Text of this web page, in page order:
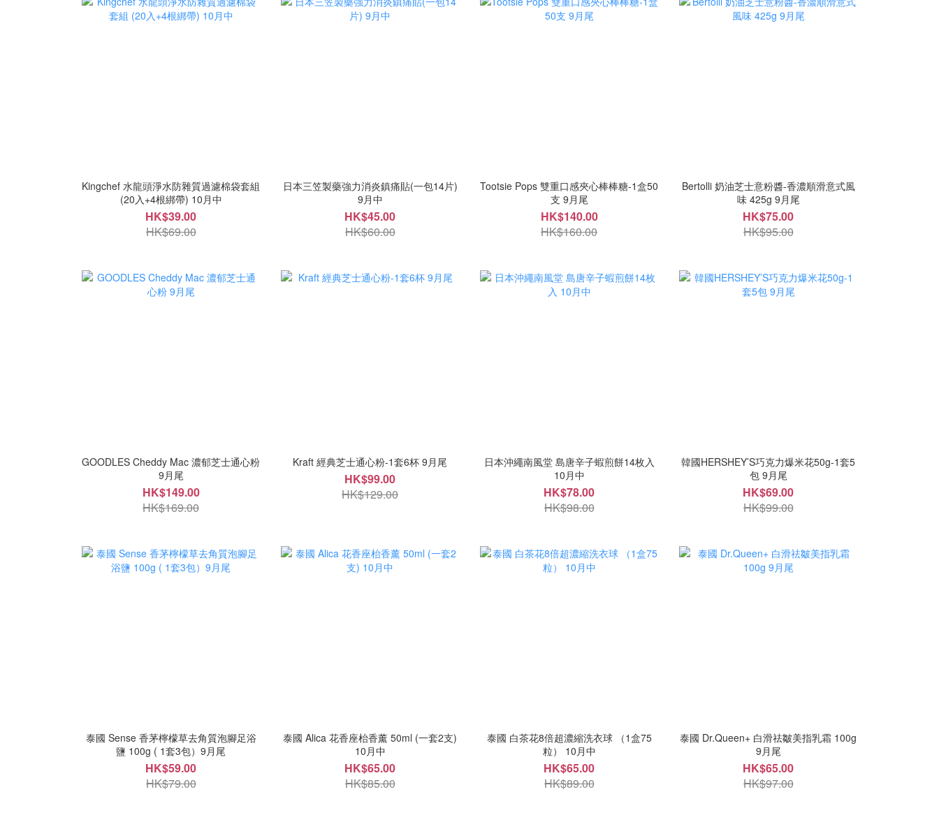
Kingchef 水龍頭淨水防雜質過濾棉袋套組
(20入+4根綁帶) 10月中
HK$39.00
HK$69.00
日本三笠製藥強力消炎鎮痛貼(一包14片)
9月中
HK$45.00
HK$60.00
Tootsie Pops 雙重口感夾心棒棒糖-1盒50
支 9月尾
HK$140.00
HK$160.00
Bertolli 奶油芝士意粉醬-香濃順滑意式風
味 425g 9月尾
HK$75.00
HK$95.00
GOODLES Cheddy Mac 濃郁芝士通心粉
9月尾
HK$149.00
HK$169.00
Kraft 經典芝士通心粉-1套6杯 9月尾
HK$99.00
HK$129.00
日本沖繩南風堂 島唐辛子蝦煎餅14枚入
10月中
HK$78.00
HK$98.00
韓國HERSHEY’S巧克力爆米花50g-1套5
包 9月尾
HK$69.00
HK$99.00
泰國 Sense 香茅檸檬草去角質泡腳足浴
鹽 100g ( 1套3包）9月尾
HK$59.00
HK$79.00
泰國 Alica 花香座枱香薰 50ml (一套2支)
10月中
HK$65.00
HK$85.00
泰國 白茶花8倍超濃縮洗衣球 （1盒75
粒） 10月中
HK$65.00
HK$89.00
泰國 Dr.Queen+ 白滑祛皺美指乳霜 100g
9月尾
HK$65.00
HK$97.00